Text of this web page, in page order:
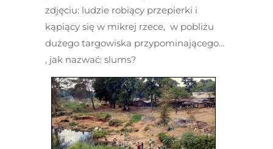
zdjęciu: ludzie robiący przepierki i
kąpiący się w mikrej rzece, w pobliżu
dużego targowiska przypominającego…
, jak nazwać: slums?